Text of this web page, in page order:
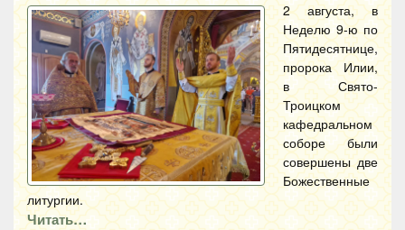
2 августа, в
Неделю 9-ю по
Пятидесятнице,
пророка Илии,
в Свято-
Троицком
кафедральном
соборе были
совершены две
Божественные
литургии.
Читать…